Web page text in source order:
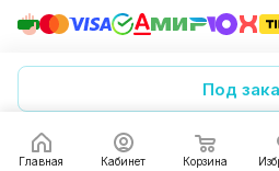
Под
Главная Кабинет Корзина
Конфиденциальность